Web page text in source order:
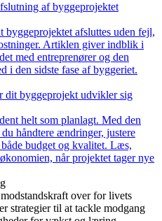
af byggeprojektet
byggeprojektet afsluttes uden fejl,
Artiklen giver indblik i
med entreprenører og den
i den sidste fase af byggeriet.
dit byggeprojekt udvikler sig
helt som planlagt. Med den
håndtere ændringer, justere
budget og kvalitet. Læs,
når projektet tager nye
over for livets
strategier til at tackle modgang